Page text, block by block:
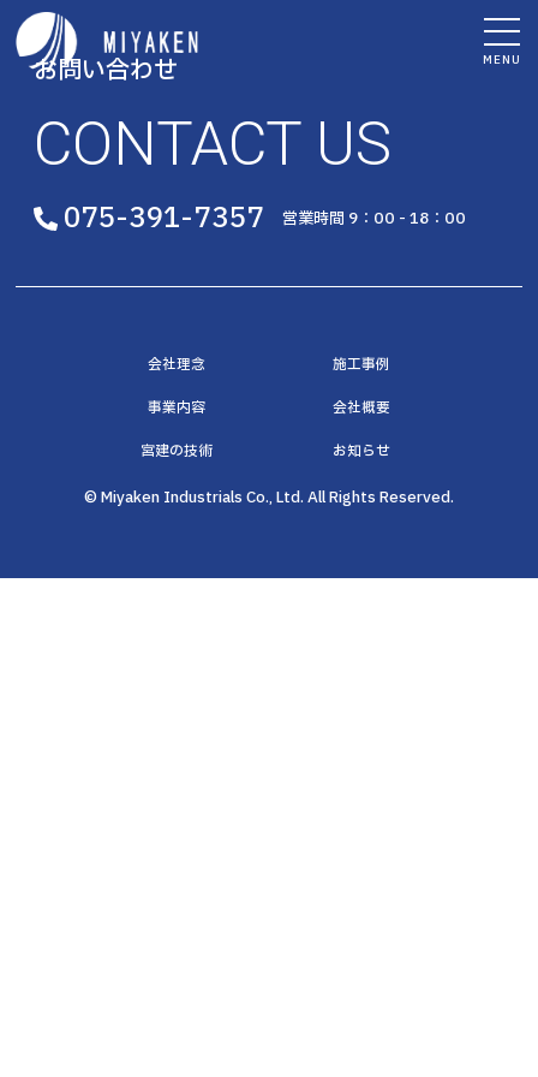
MENU
お問い合わせ
CONTACT US
075-391-7357 営業時間 9：00 - 18：00
会社理念 施工事例
事業内容 会社概要
宮建の技術 お知らせ
© Miyaken Industrials Co., Ltd. All Rights Reserved.